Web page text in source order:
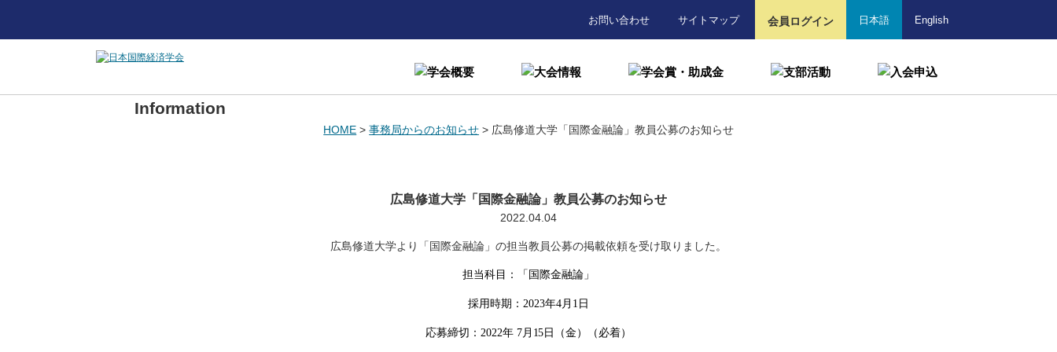
English
日本語
会員ログイン
サイトマップ
お問い合わせ
Information
HOME >事務局からのお知らせ > 広島修道大学「国際金融論」教員公募のお知らせ
広島修道大学「国際金融論」教員公募のお知らせ
2022.04.04
広島修道大学より「国際金融論」の担当教員公募の掲載依頼を受け取りました。
担当科目：「国際金融論」
採用時期： 2023年4月 1 日
応募締切： 2022年7月 15 日（金）（必着）